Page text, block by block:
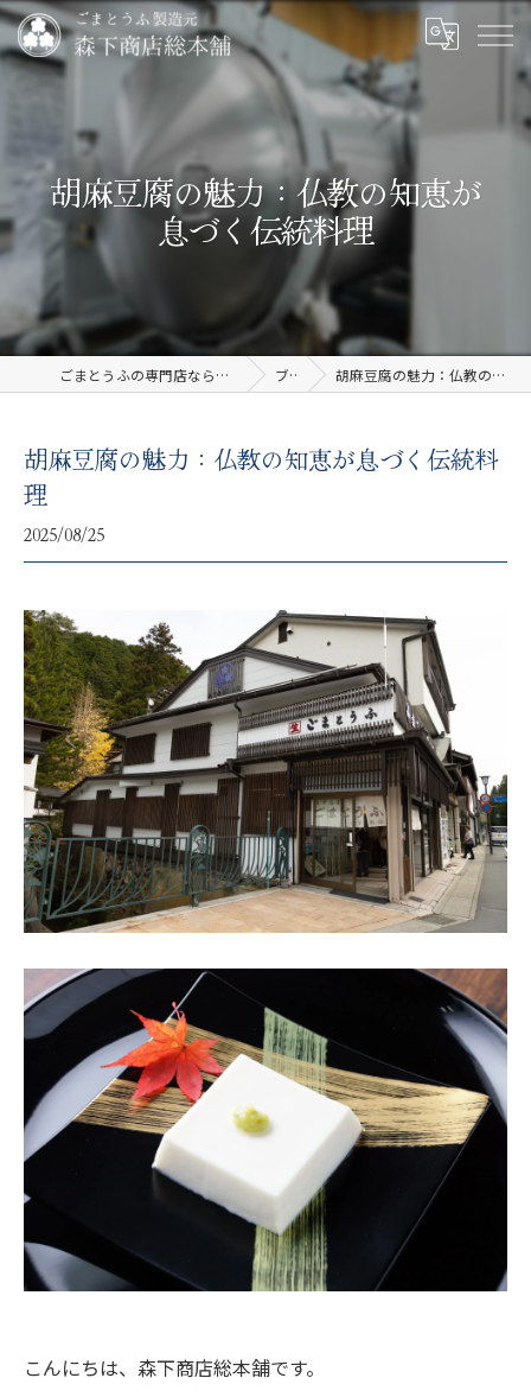
胡麻豆腐の魅力：仏教の知恵が
息づく伝統料理
ごまとうふの専門店なら有限会社森下商店総本舗 ブログ 胡麻豆腐の魅力：仏教の知恵が息づく伝統料理
胡麻豆腐の魅力：仏教の知恵が息づく伝統料
理
2025/08/25
こんにちは、森下商店総本舗です。